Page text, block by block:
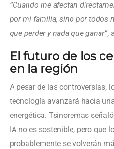
“Cuando me afectan
por mi familia, sino por todos
que perder y nada que ganar”,
El futuro de los
en la región
A pesar de las controversias,
tecnología avanzará hacia
energética. Tsinoremas
IA no es sostenible, pero que
probablemente se volverán